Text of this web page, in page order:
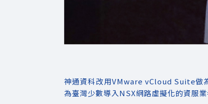
神通資科改用VMware vCloud Suite做
為臺灣少數導入NSX網路虛擬化的資服業